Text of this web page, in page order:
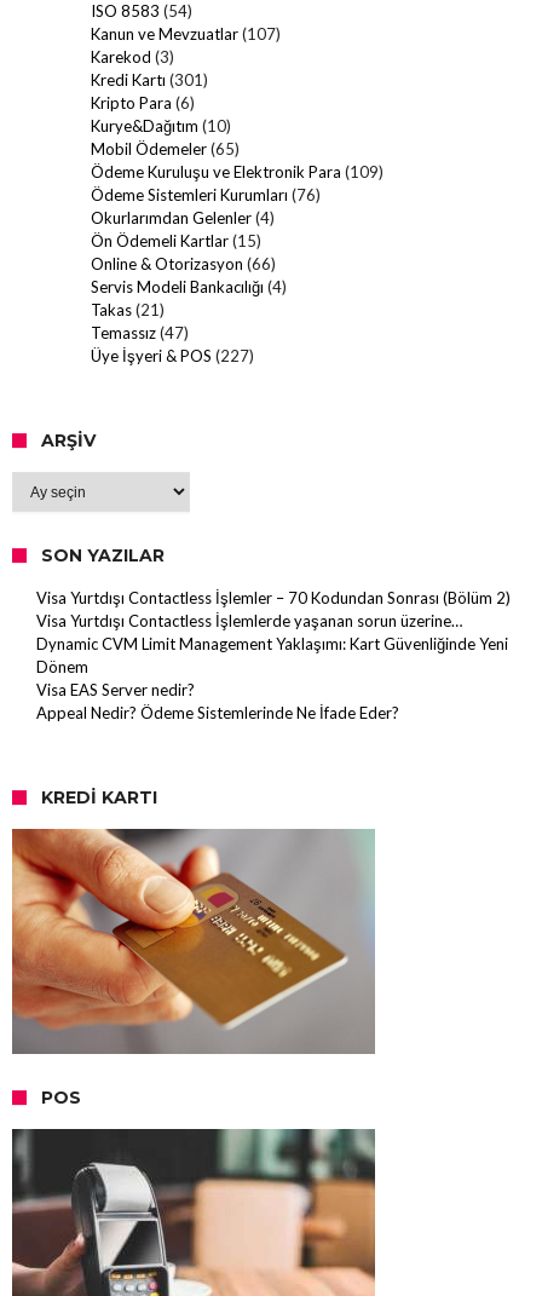
ISO 8583 (54)
Kanun ve Mevzuatlar(107)
Karekod (3)
Kredi Kartı (301)
Kripto Para (6)
Kurye&Dağıtım (10)
Mobil Ödemeler(65)
Ödeme Kuruluşu ve Elektronik Para (109)
Ödeme Sistemleri Kurumları (76)
Okurlarımdan Gelenler(4)
Ön Ödemeli Kartlar(15)
Online & Otorizasyon (66)
Servis Modeli Bankacılığı (4)
Takas(21)
Temassız(47)
Üye İşyeri & POS (227)
ARŞIV
Arşiv
SON YAZILAR
Visa Yurtdışı Contactless İşlemler – 70 Kodundan Sonrası (Bölüm 2)
Visa Yurtdışı Contactless İşlemlerde yaşanan sorun üzerine…
Dynamic CVM Limit Management Yaklaşımı: Kart Güvenliğinde Yeni
Dönem
Visa EAS Server nedir?
Appeal Nedir? Ödeme Sistemlerinde Ne İfade Eder?
KREDI KARTI
POS